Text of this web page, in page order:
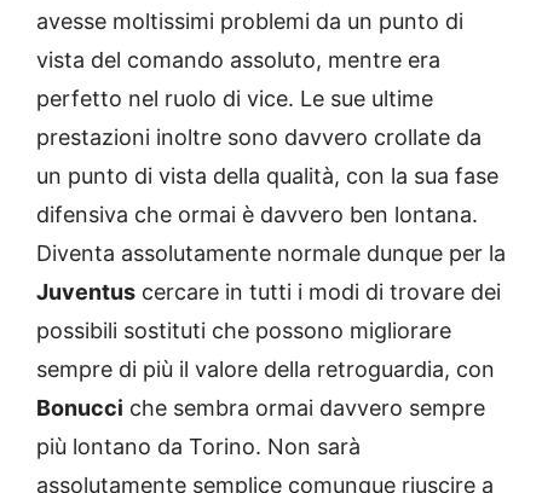
avesse moltissimi problemi da un punto di
vista del comando assoluto, mentre era
perfetto nel ruolo di vice. Le sue ultime
prestazioni inoltre sono davvero crollate da
un punto di vista della qualità, con la sua fase
difensiva che ormai è davvero ben lontana.
Diventa assolutamente normale dunque per la
Juventus cercare in tutti i modi di trovare dei
possibili sostituti che possono migliorare
sempre di più il valore della retroguardia, con
Bonucci che sembra ormai davvero sempre
più lontano da Torino. Non sarà
assolutamente semplice comunque riuscire a